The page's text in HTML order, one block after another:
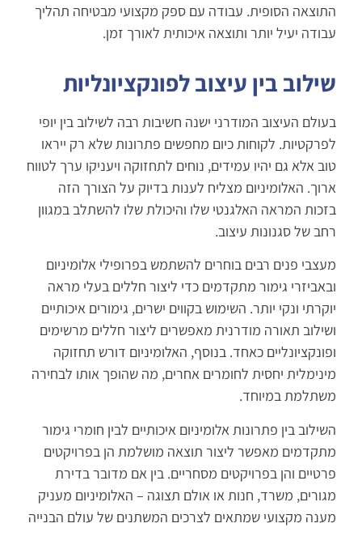
התוצאה הסופית. עבודה עם ספק מקצועי מבטיחה תהליך
עבודה יעיל יותר ותוצאה איכותית לאורך זמן.
שילוב בין עיצוב לפונקציונליות
בעולם העיצוב המודרני ישנה חשיבות רבה לשילוב בין יופי
לפרקטיות. לקוחות כיום מחפשים פתרונות שלא רק ייראו
טוב אלא גם יהיו עמידים, נוחים לתחזוקה ויעניקו ערך לטווח
ארוך. האלומיניום מצליח לענות בדיוק על הצורך הזה
בזכות המראה האלגנטי שלו והיכולת שלו להשתלב במגוון
רחב של סגנונות עיצוב.
מעצבי פנים רבים בוחרים להשתמש בפרופילי אלומיניום
ובאביזרי גימור מתקדמים כדי ליצור חללים בעלי מראה
יוקרתי ונקי יותר. השימוש בקווים ישרים, גימורים איכותיים
ושילוב תאורה מודרנית מאפשרים ליצור חללים מרשימים
ופונקציונליים כאחד. בנוסף, האלומיניום דורש תחזוקה
מינימלית יחסית לחומרים אחרים, מה שהופך אותו לבחירה
משתלמת במיוחד.
השילוב בין פתרונות אלומיניום איכותיים לבין חומרי גימור
מתקדמים מאפשר ליצור תוצאה מושלמת הן בפרויקטים
פרטיים והן בפרויקטים מסחריים. בין אם מדובר בדירת
מגורים, משרד, חנות או אולם תצוגה – האלומיניום מעניק
מענה מקצועי שמתאים לצרכים המשתנים של עולם הבנייה